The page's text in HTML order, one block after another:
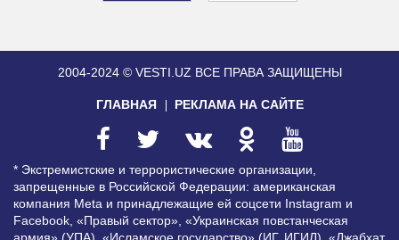
2004-2024 © VESTI.UZ ВСЕ ПРАВА ЗАЩИЩЕНЫ
ГЛАВНАЯ РЕКЛАМА НА САЙТЕ
* Экстремистские и террористические организации,
запрещенные в Российской Федерации: американская
компания Meta и принадлежащие ей соцсети Instagram и
Facebook, «Правый сектор», «Украинская повстанческая